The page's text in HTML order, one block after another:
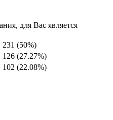
для Вас является
231 (50%)
126 (27.27%)
102 (22.08%)